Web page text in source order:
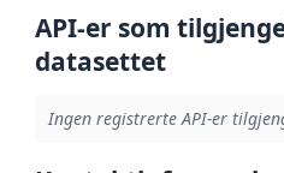
API-er som
datasettet
Ingen registrerte API-er